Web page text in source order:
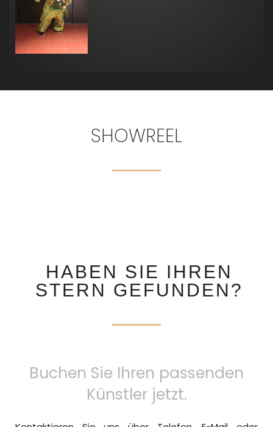
SHOWREEL
HABEN SIE IHREN
STERN GEFUNDEN?
Buchen Sie Ihren passenden
Künstler jetzt.